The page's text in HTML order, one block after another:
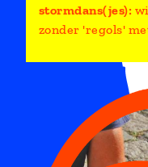
stormdans(jes):
zonder 'regols'